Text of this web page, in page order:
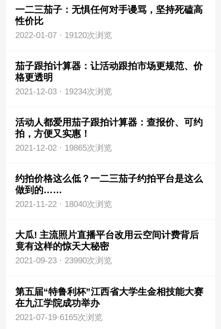
一二三茄子：无惧任何对手谩骂，坚持死磕高
性价比
2022-01-07 · 19120次浏览
茄子跟拍计算器：让活动跟拍市场更规范、价
格更透明
2021-12-03 · 19234次浏览
活动人都爱用茄子跟拍计算器：查报价、可约
拍，方便又实惠！
2021-12-02 · 19865次浏览
约拍价格这么低？一二三茄子约拍平台是这么
做到的……
2021-11-22 · 18040次浏览
大瓜! 主流照片直播平台改用云空间计费背后
竟有这样的惊天大秘密
2021-09-23 · 23990次浏览
第五届“特鲁利杯”江西省大学生金相技能大赛
在九江学院成功举办
2021-07-19·6165次浏览